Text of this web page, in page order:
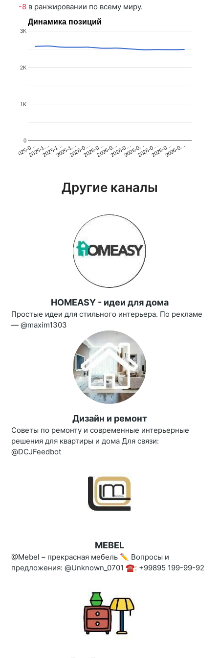
-8 в ранжировании по всему миру.
Динамика позиций
2025-0…2025-1…2025-1…2025-1…2026-0…2026-0…2026-0…2026-0…2026-0…2026-0…2026-0…2026-0…
0
1K
2K
3K
Другие каналы
HOMEASY - идеи для дома
Простые идеи для стильного интерьера. По рекламе
— @maxim1303
Дизайн и ремонт
Советы по ремонту и современные интерьерные
решения для квартиры и дома Для связи:
@DCJFeedbot
MEBEL
@Mebel – прекрасная мебель ✏️ Вопросы и
предложения: @Unknown_0701 ☎️: +99895 199-99-92